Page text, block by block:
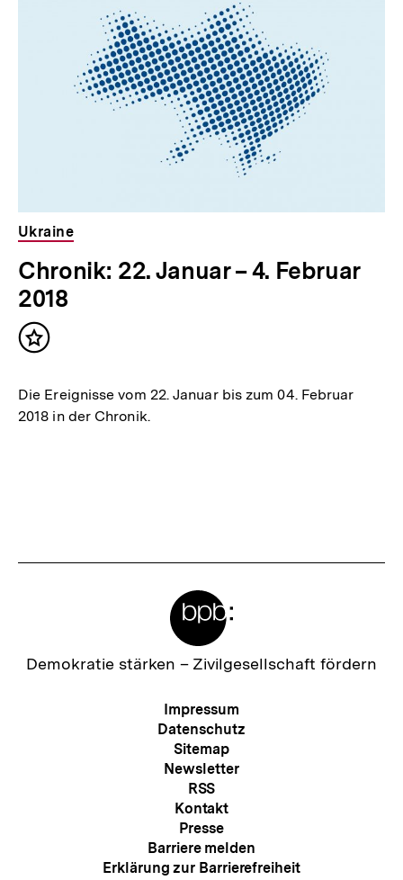
Ukraine
Chronik: 22. Januar – 4. Februar
2018
Inhalt
Die Ereignisse vom 22. Januar bis zum 04. Februar
2018 in der Chronik.
Zur
Demokratie stärken – Zivilgesellschaft fördern
Meta-
Navigation
Impressum
Datenschutz
Sitemap
Newsletter
RSS
Kontakt
Presse
Barriere melden
Erklärung zur Barrierefreiheit